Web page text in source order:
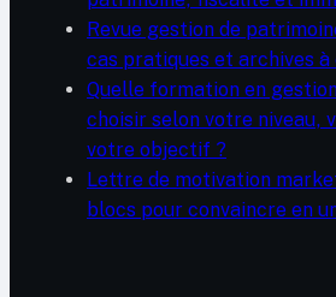
Revue gestion de
cas pratiques et archives
Quelle formation en
choisir selon votre niveau,
votre objectif ?
Lettre de motivation
blocs pour convaincre en